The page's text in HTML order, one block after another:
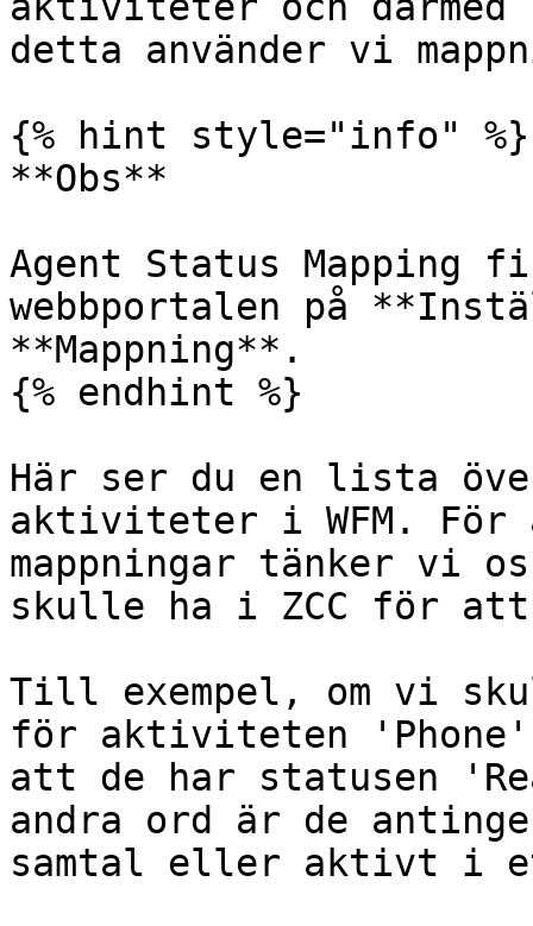
detta använder vi
{% hint style="info" %}
**Obs**
Agent Status Mapping
webbportalen på
**Mappning**.
{% endhint %}
Här ser du en lista
aktiviteter i WFM.
mappningar tänker vi
skulle ha i ZCC för
Till exempel, om vi
för aktiviteten
att de har statusen
andra ord är de
samtal eller aktivt i